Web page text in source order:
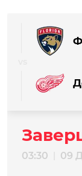
03:30 09